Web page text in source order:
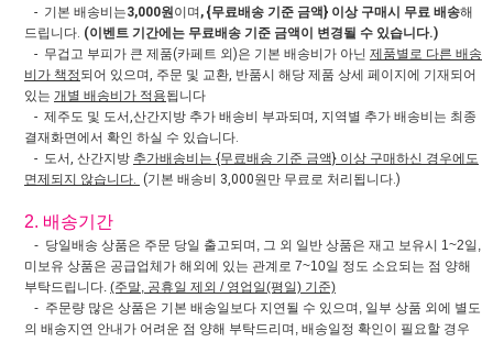
- 기본 배송비는3,000원이며, {무료배송 기준 금액} 이상 구매시 무료 배송해
드립니다. (이벤트 기간에는 무료배송 기준 금액이 변경될 수 있습니다.)
- 무겁고 부피가 큰 제품(카페트 외)은 기본 배송비가 아닌 제품별로 다른 배송
비가 책정되어 있으며, 주문 및 교환, 반품시 해당 제품 상세 페이지에 기재되어
있는 개별 배송비가 적용됩니다
- 제주도 및 도서,산간지방 추가 배송비 부과되며, 지역별 추가 배송비는 최종
결재화면에서 확인 하실 수 있습니다.
- 도서, 산간지방 추가배송비는 {무료배송 기준 금액} 이상 구매하신 경우에도
면제되지 않습니다.
(기본 배송비 3,000원만 무료로 처리됩니다.)
2. 배송기간
- 당일배송 상품은 주문 당일 출고되며, 그 외 일반 상품은 재고 보유시 1~2일,
미보유 상품은 공급업체가 해외에 있는 관계로 7~10일 정도 소요되는 점 양해
부탁드립니다. (주말, 공휴일 제외 / 영업일(평일) 기준)
- 주문량 많은 상품은 기본 배송일보다 지연될 수 있으며, 일부 상품 외에 별도
의 배송지연 안내가 어려운 점 양해 부탁드리며, 배송일정 확인이 필요할 경우